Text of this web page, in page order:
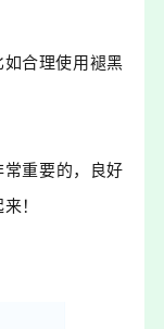
如合理使用褪黑
重要的，良好
！